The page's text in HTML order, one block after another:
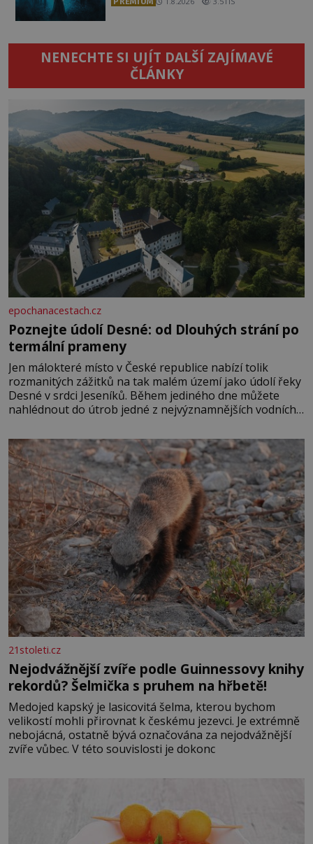
NENECHTE SI UJÍT DALŠÍ ZAJÍMAVÉ
ČLÁNKY
epochanacestach.cz
Poznejte údolí Desné: od Dlouhých strání po
termální prameny
Jen málokteré místo v České republice nabízí tolik
rozmanitých zážitků na tak malém území jako údolí řeky
Desné v srdci Jeseníků. Během jediného dne můžete
nahlédnout do útrob jedné z nejvýznamnějších vodních
se na koloběžce a den zakončit poznáváním památek ve
Velkých Losinách nebo v termálním
21stoleti.cz
Nejodvážnější zvíře podle Guinnessovy knihy
rekordů? Šelmička s pruhem na hřbetě!
Medojed kapský je lasicovitá šelma, kterou bychom
velikostí mohli přirovnat k českému jezevci. Je extrémně
nebojácná, ostatně bývá označována za nejodvážnější
zvíře vůbec. V této souvislosti je dokonc